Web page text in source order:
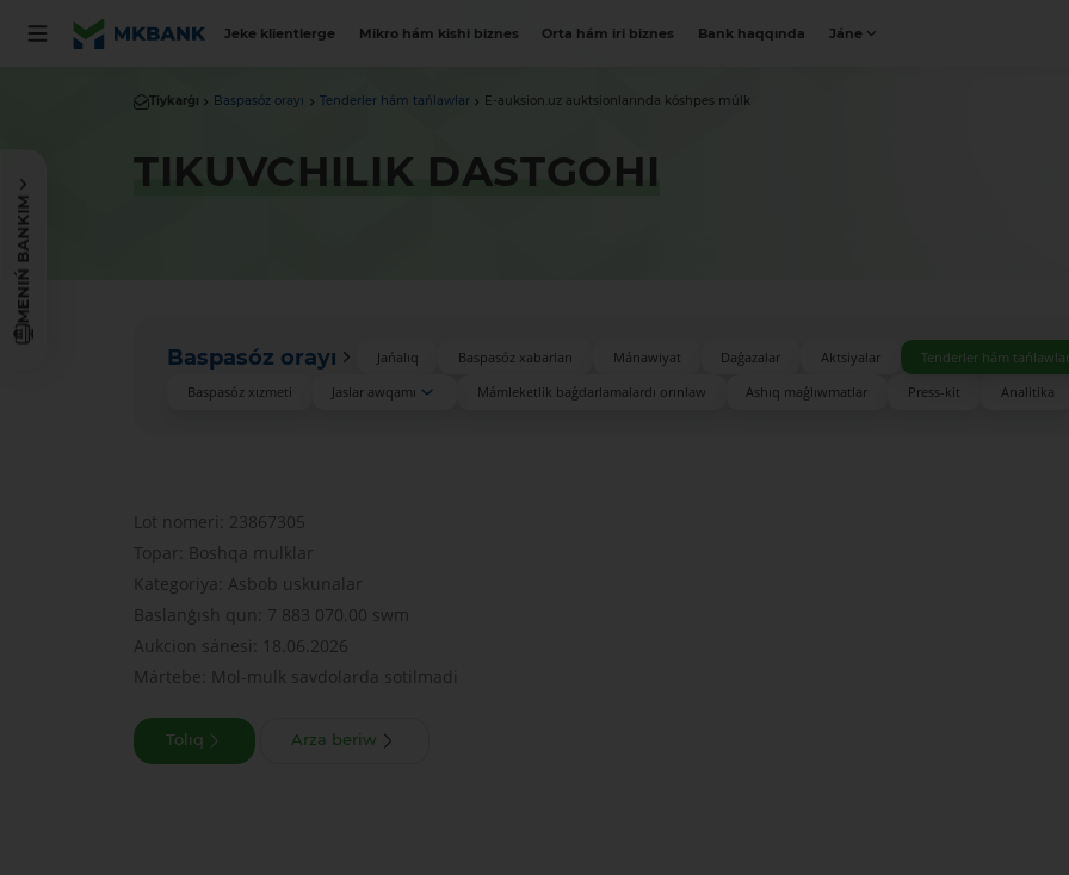
Jeke klientlerge Mikro hám kishi biznes Orta hám iri biznes Bank haqqında Jáne
MENIŃ BANKIM
Tiykarǵı Baspasóz orayı Tenderler hám tańlawlar E-auksion.uz auktsionlarında kóshpes múlk
TIKUVCHILIK DASTGOHI
Baspasóz orayı Jańalıq Baspasóz xabarları Mánawiyat Daǵazalar Aktsiyalar Tenderler hám tańlawlar
Baspasóz xızmeti
Jaslar awqamı Mámleketlik baǵdarlamalardı orınlaw Ashıq maǵlıwmatlar Press-kit Analitika
Lot nomeri: 23867305
Topar: Boshqa mulklar
Kategoriya: Asbob uskunalar
Baslanǵısh qun: 7 883 070.00 swm
Aukcion sánesi: 18.06.2026
Mártebe: Mol-mulk savdolarda sotilmadi
Tolıq Arza beriw